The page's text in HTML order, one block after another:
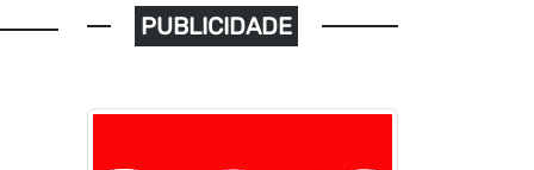
PUBLICIDADE